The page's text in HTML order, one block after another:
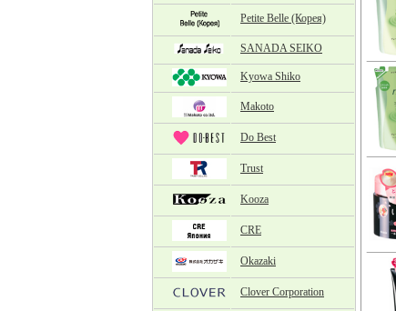
Petite Belle (Корея)
SANADA SEIKO
Kyowa Shiko
Makoto
Do Best
Trust
Kooza
CRE
Okazaki
Clover Corporation